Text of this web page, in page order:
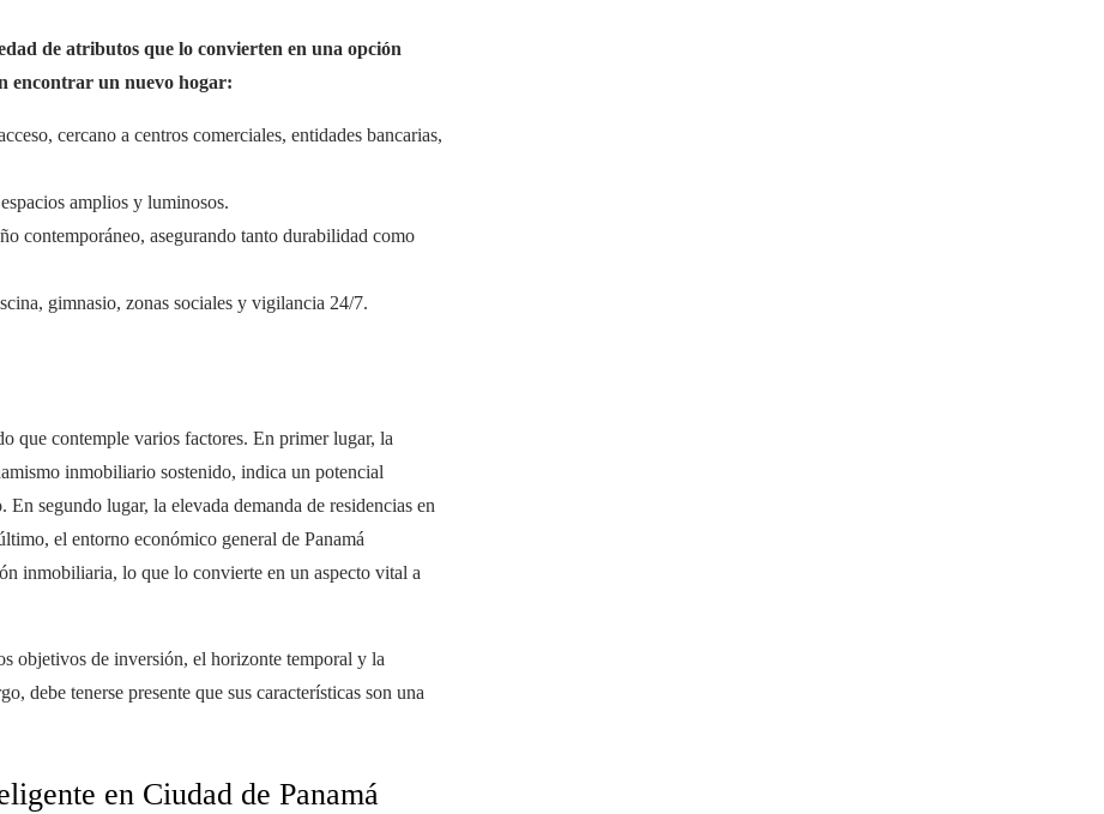
de atributos que lo convierten en una opción
encontrar un nuevo hogar:
cercano a centros comerciales, entidades bancarias,
amplios y luminosos.
contemporáneo, asegurando tanto durabilidad como
gimnasio, zonas sociales y vigilancia 24/7.
que contemple varios factores. En primer lugar, la
inmobiliario sostenido, indica un potencial
segundo lugar, la elevada demanda de residencias en
el entorno económico general de Panamá
inmobiliaria, lo que lo convierte en un aspecto vital a
objetivos de inversión, el horizonte temporal y la
debe tenerse presente que sus características son una
en Ciudad de Panamá